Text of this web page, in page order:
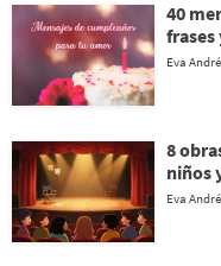
40
frases
Eva
8
niños
Eva